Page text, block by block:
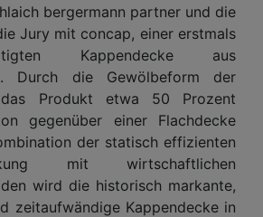
bergermann partner und die
Jury mit concap, einer erstmals
Kappendecke aus
Durch die Gewölbeform der
Produkt etwa 50 Prozent
gegenüber einer Flachdecke
der statisch effizienten
mit wirtschaftlichen
wird die historisch markante,
zeitaufwändige Kappendecke in